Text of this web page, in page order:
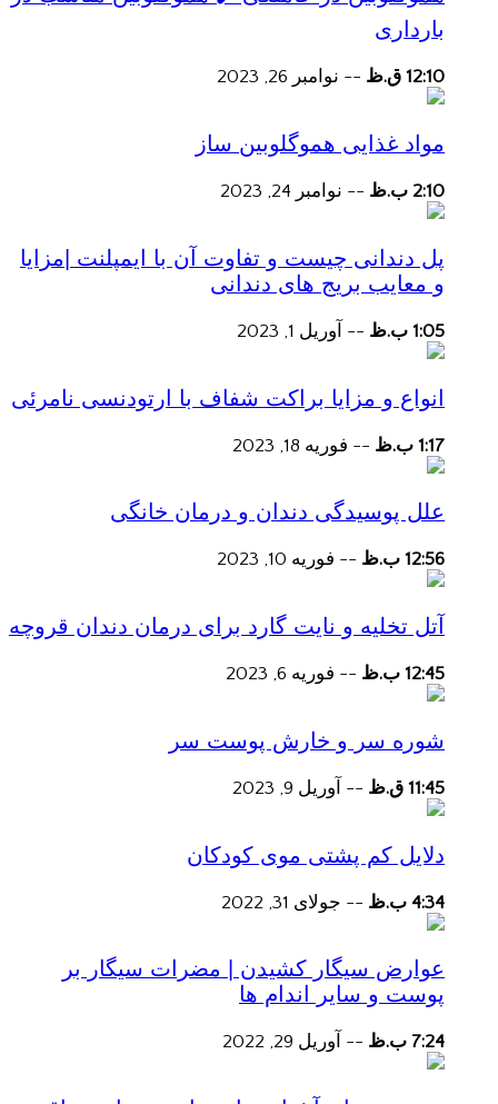
بارداری
12:10 ق.ظ -- نوامبر 26, 2023
مواد غذایی هموگلوبین ساز
2:10 ب.ظ -- نوامبر 24, 2023
پل دندانی چیست و تفاوت آن با ایمپلنت |مزایا
و معایب بریج های دندانی
1:05 ب.ظ -- آوریل 1, 2023
انواع و مزایا براکت شفاف با ارتودنسی نامرئی
1:17 ب.ظ -- فوریه 18, 2023
علل پوسیدگی دندان و درمان خانگی
12:56 ب.ظ -- فوریه 10, 2023
آتل تخلیه و نایت گارد برای درمان دندان قروچه
12:45 ب.ظ -- فوریه 6, 2023
شوره سر و خارش پوست سر
11:45 ق.ظ -- آوریل 9, 2023
دلایل کم پشتی موی کودکان
4:34 ب.ظ -- جولای 31, 2022
عوارض سیگار کشیدن | مضرات سیگار بر
پوست و سایر اندام ها
7:24 ب.ظ -- آوریل 29, 2022